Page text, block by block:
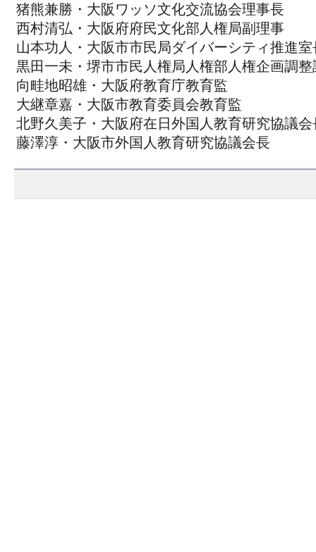
猪熊兼勝・大阪ワッソ文化交流協会理事長
西村清弘・大阪府府民文化部人権局副理事
山本功人・大阪市市民局ダイバーシティ推進室
黒田一未・堺市市民人権局人権部人権企画調整
向畦地昭雄・大阪府教育庁教育監
大継章嘉・大阪市教育委員会教育監
北野久美子・大阪府在日外国人教育研究協議会
藤澤淳・大阪市外国人教育研究協議会長